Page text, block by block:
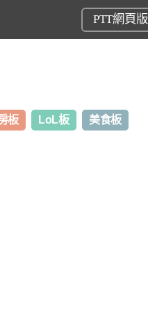
PTT網頁版
板 LoL板 美食板